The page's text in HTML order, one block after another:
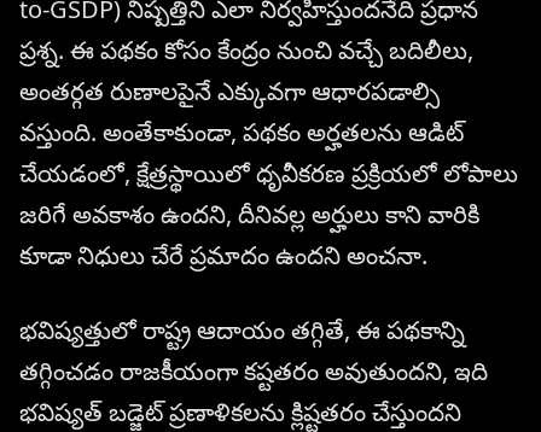
to-GSDP) నిష్పత్తిని ఎలా నిర్వహిస్తుందనేది ప్రధాన
ప్రశ్న. ఈ పథకం కోసం కేంద్రం నుంచి వచ్చే బదిలీలు,
అంతర్గత రుణాలపైనే ఎక్కువగా ఆధారపడాల్సి
వస్తుంది. అంతేకాకుండా, పథకం అర్హతలను ఆడిట్
చేయడంలో, క్షేత్రస్థాయిలో ధృవీకరణ ప్రక్రియలో లోపాలు
జరిగే అవకాశం ఉందని, దీనివల్ల అర్హులు కాని వారికి
కూడా నిధులు చేరే ప్రమాదం ఉందని అంచనా.
భవిష్యత్తులో రాష్ట్ర ఆదాయం తగ్గితే, ఈ పథకాన్ని
తగ్గించడం రాజకీయంగా కష్టతరం అవుతుందని, ఇది
భవిష్యత్ బడ్జెట్ ప్రణాళికలను క్లిష్టతరం చేస్తుందని